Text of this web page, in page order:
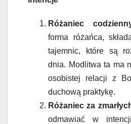
Różaniec
forma różańca,
tajemnic, które są
dnia. Modlitwa ta ma
osobistej relacji z
duchową praktykę.
Różaniec za
odmawiać w